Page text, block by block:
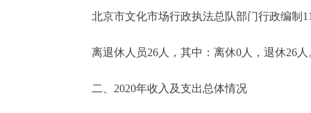
北京市文化市场行政执法总队部门行政编制
离退休人员26人，其中：离休0人，退休26人
二、2020年收入及支出总体情况